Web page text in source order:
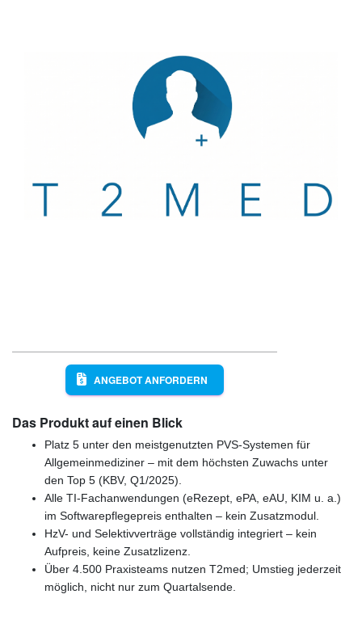
ANGEBOT ANFORDERN
Das Produkt auf einen Blick
Platz 5 unter den meistgenutzten PVS-Systemen für
Allgemeinmediziner – mit dem höchsten Zuwachs unter
den Top 5 (KBV, Q1/2025).
Alle TI-Fachanwendungen (eRezept, ePA, eAU, KIM u. a.)
im Softwarepflegepreis enthalten – kein Zusatzmodul.
HzV- und Selektivverträge vollständig integriert – kein
Aufpreis, keine Zusatzlizenz.
Über 4.500 Praxisteams nutzen T2med; Umstieg jederzeit
möglich, nicht nur zum Quartalsende.